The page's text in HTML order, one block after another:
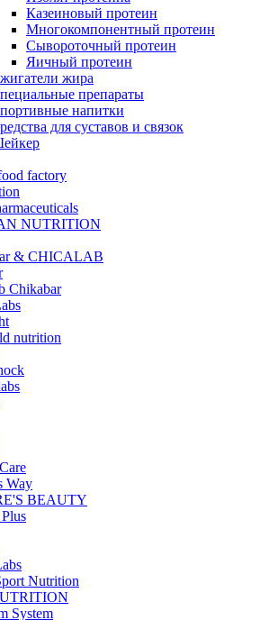
Казеиновый протеин
Многокомпонентный протеин
Сывороточный протеин
Яичный протеин
жира
препараты
напитки
для суставов и связок
factory
NUTRITION
& CHICALAB
Chikabar
nutrition
Way
BEAUTY
Nutrition
System